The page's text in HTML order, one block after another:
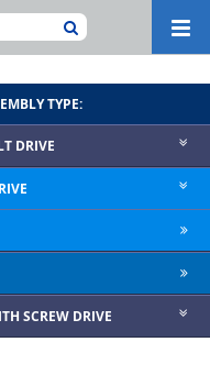
TYPE:
DRIVE
SCREW DRIVE